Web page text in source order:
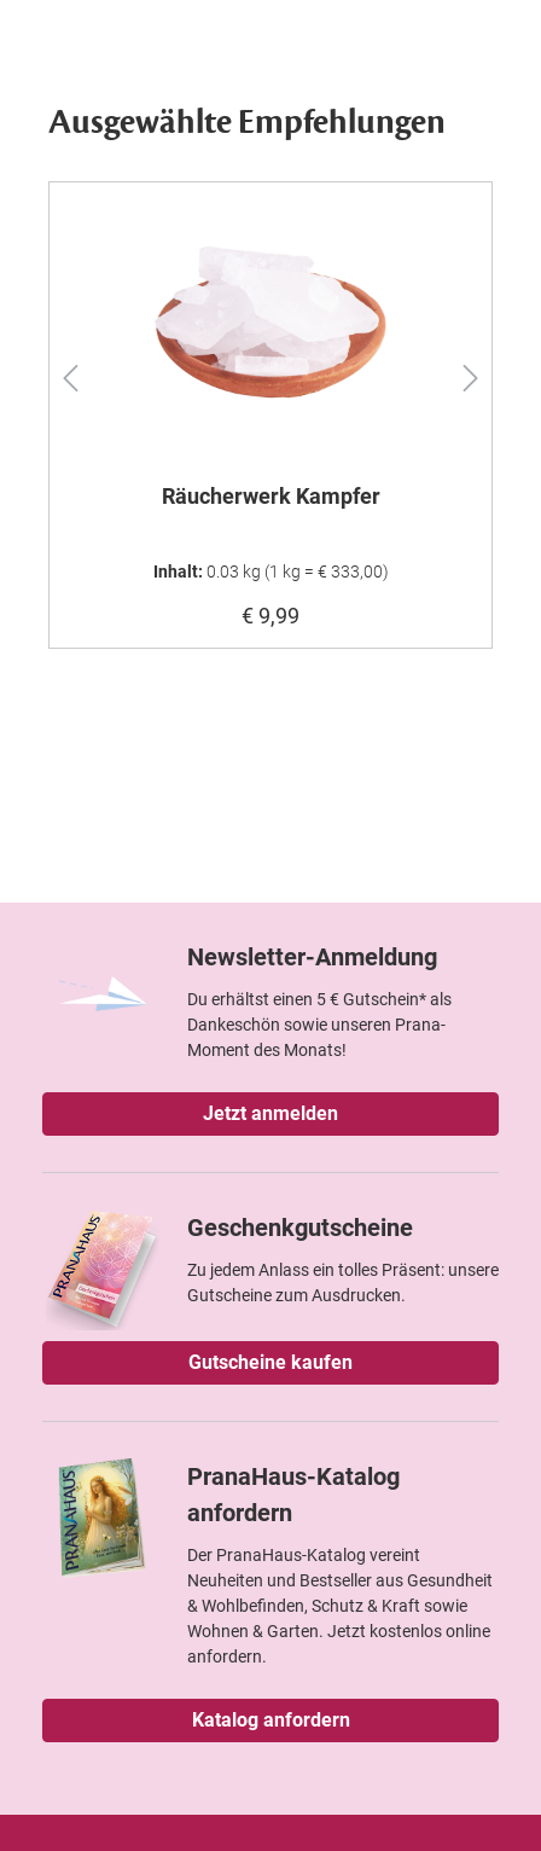
Ausgewählte Empfehlungen
Räucherwerk Kampfer
Inhalt: 0.03 kg (1 kg = € 333,00)
€ 9,99
Newsletter-Anmeldung
Du erhältst einen 5 € Gutschein* als
Dankeschön sowie unseren Prana-
Moment des Monats!
Jetzt anmelden
Geschenkgutscheine
Zu jedem Anlass ein tolles Präsent: unsere
Gutscheine zum Ausdrucken.
Gutscheine kaufen
PranaHaus-Katalog
anfordern
Der PranaHaus-Katalog vereint
Neuheiten und Bestseller aus Gesundheit
& Wohlbefinden, Schutz & Kraft sowie
Wohnen & Garten. Jetzt kostenlos online
anfordern.
Katalog anfordern